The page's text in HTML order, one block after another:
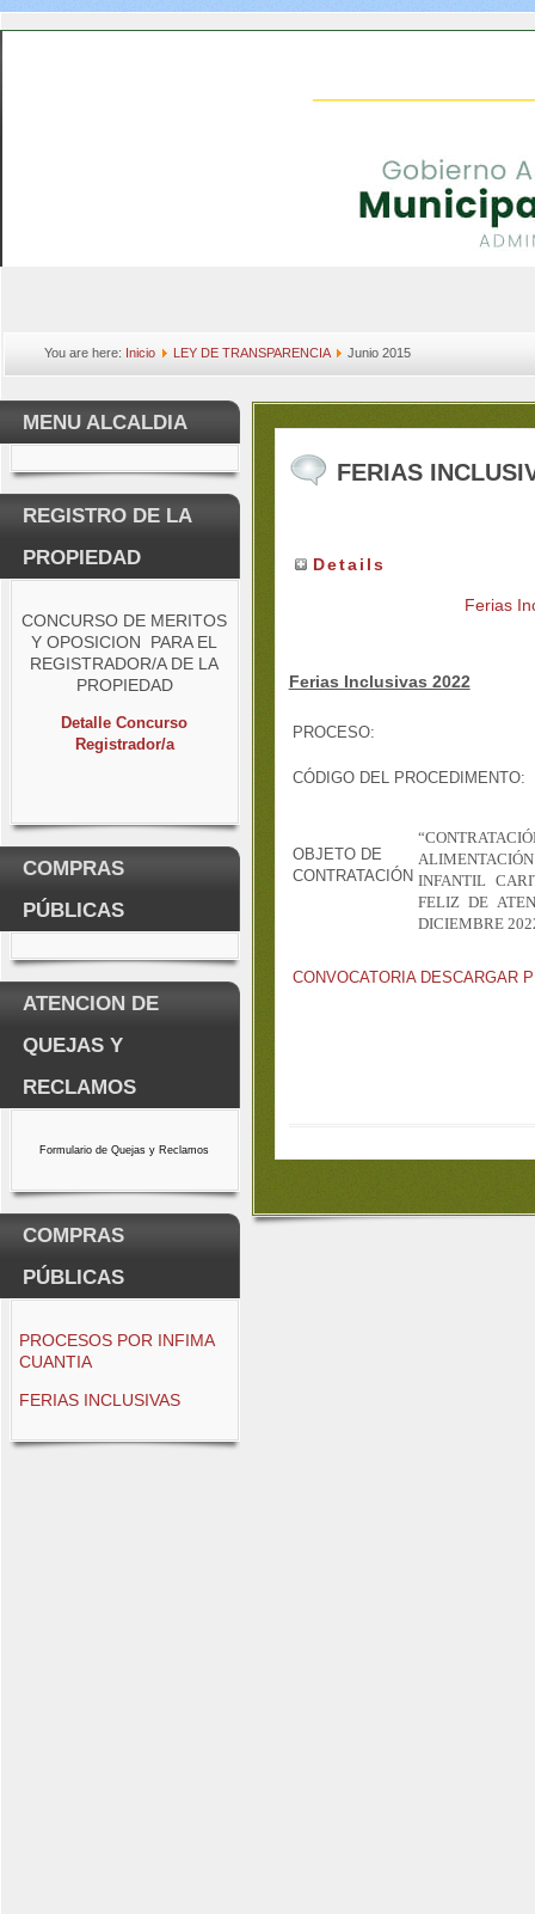
You are here: Inicio LEY DE TRANSPARENCIA Junio 2015
MENU ALCALDIA
REGISTRO DE LA
PROPIEDAD
CONCURSO DE MERITOS
Y OPOSICION PARA EL
REGISTRADOR/A DE LA
PROPIEDAD
Detalle Concurso
Registrador/a
COMPRAS
PÚBLICAS
ATENCION DE
QUEJAS Y
RECLAMOS
Formulario de Quejas y Reclamos
COMPRAS
PÚBLICAS
PROCESOS POR INFIMA
CUANTIA
FERIAS INCLUSIVAS
FERIAS
Details
Ferias
Ferias Inclusivas 2022
PROCESO:
CÓDIGO DEL PROCEDIMENTO:
OBJETO DE
CONTRATACIÓN INFANTIL
FELIZ DE
DICIEMBRE
CONVOCATORIA DESCARGAR